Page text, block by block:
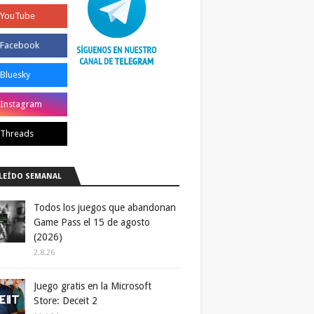
SEMANAL
Todos los juegos que abandonan
Game Pass el 15 de agosto
(2026)
2.8.26
Juego gratis en la Microsoft
Store: Deceit 2